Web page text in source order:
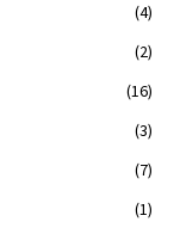
(4)
(2)
(16)
(3)
(7)
(1)